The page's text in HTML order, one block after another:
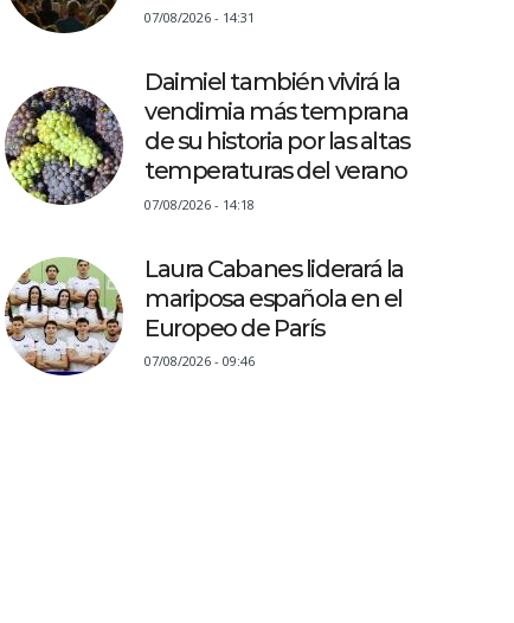
07/08/2026 - 14:31
Daimiel también vivirá la
vendimia más temprana
de su historia por las altas
temperaturas del verano
07/08/2026 - 14:18
Laura Cabanes liderará la
mariposa española en el
Europeo de París
07/08/2026 - 09:46